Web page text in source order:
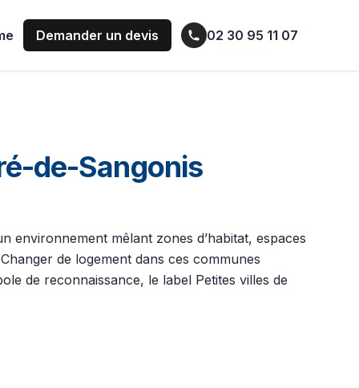
Demander un devis 02 30 95 11 07
de-Sangonis
environnement mêlant zones d’habitat, espaces
de logement dans ces communes
de reconnaissance, le label Petites villes de